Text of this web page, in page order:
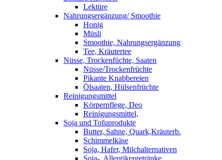
Lektüre
Nahrungsergänzung/ Smoothie
Honig
Müsli
Smoothie, Nahrungsergänzung
Tee, Kräutertee
Nüsse, Trockenfüchte, Saaten
Nüsse/Trockenfrüchte
Pikante Knabbereien
Ölsaaten, Hülsenfrüchte
Reinigungsmittel
Körperpflege, Deo
Reinigungsmittel,
Soja und Tofuprodukte
Butter, Sahne, Quark,Kräuterb.
Schimmelkäse
Soja, Hafer, Milchalternativen
Soja-, Allergikergetränke